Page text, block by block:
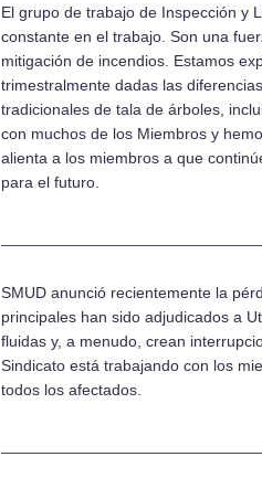
El grupo de trabajo de Inspección y
constante en el trabajo. Son una
mitigación de incendios. Estamos
trimestralmente dadas las
tradicionales de tala de árboles,
con muchos de los Miembros y
alienta a los miembros a que
para el futuro.
SMUD anunció recientemente la
principales han sido adjudicados a
fluidas y, a menudo, crean
Sindicato está trabajando con los
todos los afectados.